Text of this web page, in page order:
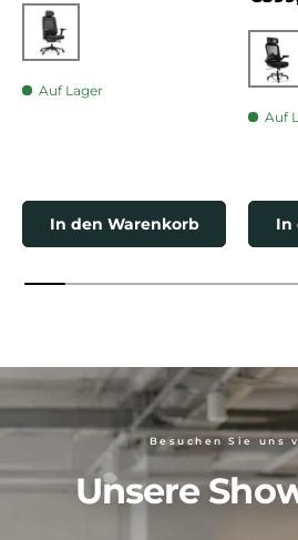
Schwarz
Auf Lager
In den Warenkorb
Auf
In
Besuchen Sie uns
Unsere